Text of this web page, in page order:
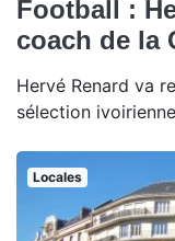
Football :
coach de la
Hervé Renard va
sélection
Locales